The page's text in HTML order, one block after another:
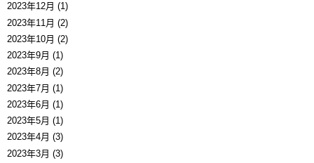
2023年12月 (1)
2023年11月 (2)
2023年10月 (2)
2023年9月 (1)
2023年8月 (2)
2023年7月 (1)
2023年6月 (1)
2023年5月 (1)
2023年4月 (3)
2023年3月 (3)